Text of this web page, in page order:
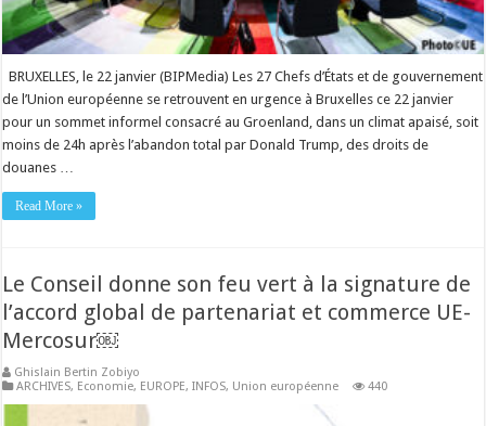
BRUXELLES, le 22 janvier (BIPMedia) Les 27 Chefs d’États et de gouvernement
de l’Union européenne se retrouvent en urgence à Bruxelles ce 22 janvier
pour un sommet informel consacré au Groenland, dans un climat apaisé, soit
moins de 24h après l’abandon total par Donald Trump, des droits de
douanes …
Read More »
Le Conseil donne son feu vert à la signature de
l’accord global de partenariat et commerce UE-
Mercosur￼
Ghislain Bertin Zobiyo
ARCHIVES, Economie, EUROPE,INFOS, Union européenne 440